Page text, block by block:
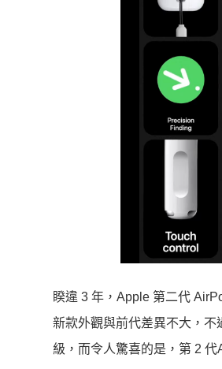
睽違 3 年，Apple 第二代
新款外觀與前代差異不大，
級，而令人驚喜的是，第 2